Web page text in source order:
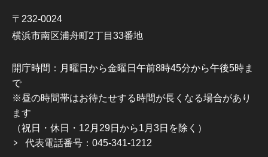
〒232-0024
横浜市南区浦舟町2丁目33番地
開庁時間：月曜日から金曜日午前8時45分から午後5時ま
で
※昼の時間帯はお待たせする時間が長くなる場合があり
ます
（祝日・休日・12月29日から1月3日を除く）
代表電話番号：045-341-1212